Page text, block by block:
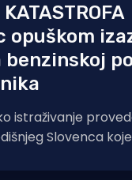
opuškom
benzinskoj
istraživanje
Slovenca